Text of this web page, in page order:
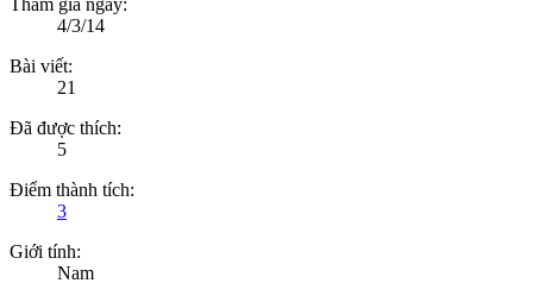
Tham gia ngày:
4/3/14
Bài viết:
21
Đã được thích:
5
Điểm thành tích:
3
Giới tính:
Nam